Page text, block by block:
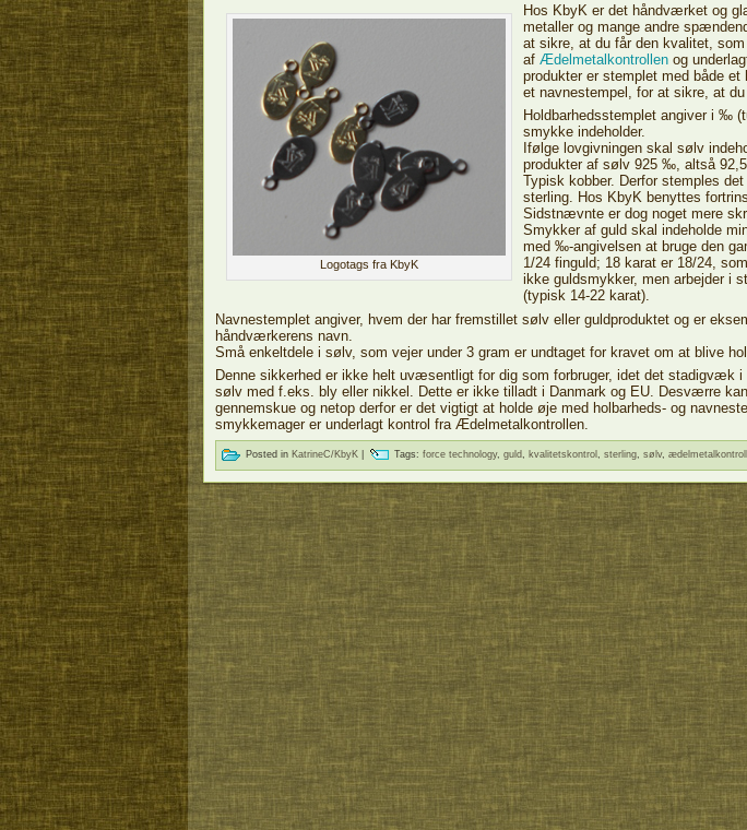
Logotags fra KbyK
Hos KbyK er det håndværket og
metaller og mange andre
at sikre, at du får den kvalitet,
af Ædelmetalkontrollen og
produkter er stemplet med både
et navnestempel, for at sikre, at
Holdbarhedsstemplet angiver i ‰
smykke indeholder.
Ifølge lovgivningen skal sølv
produkter af sølv 925 ‰, altså
Typisk kobber. Derfor stemples
sterling. Hos KbyK benyttes
Sidstnævnte er dog noget mere
Smykker af guld skal indeholde
med ‰-angivelsen at bruge den
1/24 finguld; 18 karat er 18/24,
ikke guldsmykker, men arbejder i
(typisk 14-22 karat).
Navnestemplet angiver, hvem der har fremstillet sølv eller guldproduktet og er
håndværkerens navn.
Små enkeltdele i sølv, som vejer under 3 gram er undtaget for kravet om at blive
Denne sikkerhed er ikke helt uvæsentligt for dig som forbruger, idet det stadigvæk i
sølv med f.eks. bly eller nikkel. Dette er ikke tilladt i Danmark og EU. Desværre
gennemskue og netop derfor er det vigtigt at holde øje med holbarheds- og
smykkemager er underlagt kontrol fra Ædelmetalkontrollen.
Posted in KatrineC/KbyK Tags: force technology, guld, kvalitetskontrol , sterling, sølv,